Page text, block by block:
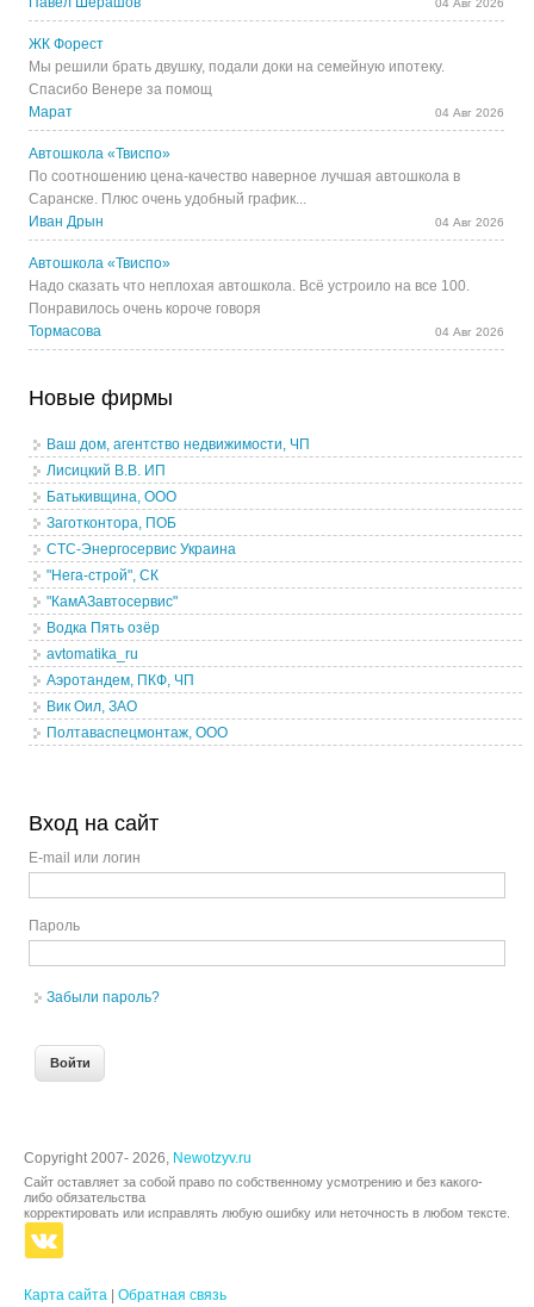
04 Авг 2026
ЖК Форест
Мы решили брать двушку, подали доки на семейную ипотеку.
Спасибо Венере за помощ
Марат
04 Авг 2026
Автошкола «Твиспо»
По соотношению цена-качество наверное лучшая автошкола в
Саранске. Плюс очень удобный график...
Иван Дрын
04 Авг 2026
Автошкола «Твиспо»
Надо сказать что неплохая автошкола. Всё устроило на все 100.
Понравилось очень короче говоря
Тормасова
04 Авг 2026
Новые фирмы
Ваш дом, агентство недвижимости, ЧП
Лисицкий В.В. ИП
Батькивщина, ООО
Заготконтора, ПОБ
СТС-Энергосервис Украина
"Нега-строй", СК
"КамАЗавтосервис"
Водка Пять озёр
avtomatika_ru
Аэротандем, ПКФ, ЧП
Вик Оил, ЗАО
Полтаваспецмонтаж, ООО
Вход на сайт
E-mail или логин
Пароль
Забыли пароль?
Карта сайта Обратная связь
Copyright 2007- 2026, Newotzyv.ru
Сайт оставляет за собой право по собственному усмотрению и без какого-
либо обязательства
корректировать или исправлять любую ошибку или неточность в любом тексте.